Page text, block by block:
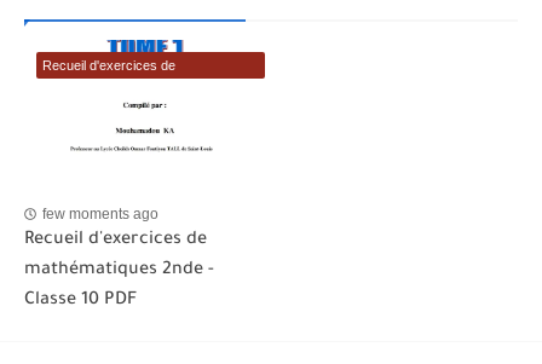
Recueil d'exercices de
few moments ago
Recueil d'exercices de
mathématiques 2nde -
Classe 10 PDF